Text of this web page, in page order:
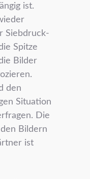
ist.
Siebdruck-
Spitze
Bilder
den
Situation
Die
Bildern
ist